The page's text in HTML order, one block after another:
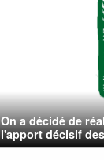
On a décidé de
l'apport décisif